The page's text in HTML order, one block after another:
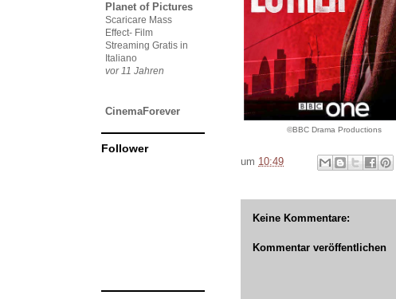
©BBC Drama Productions
um 10:49
Keine Kommentare:
Kommentar veröffentlichen
Planet of Pictures
Scaricare Mass
Effect- Film
Streaming Gratis in
Italiano
vor 11 Jahren
CinemaForever
Follower